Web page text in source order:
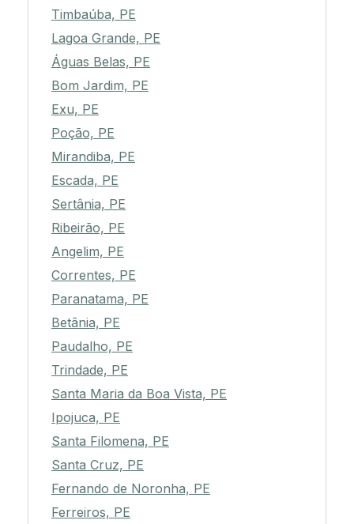
Timbaúba, PE
Lagoa Grande, PE
Águas Belas, PE
Bom Jardim, PE
Exu, PE
Poção, PE
Mirandiba, PE
Escada, PE
Sertânia, PE
Ribeirão, PE
Angelim, PE
Correntes, PE
Paranatama, PE
Betânia, PE
Paudalho, PE
Trindade, PE
Santa Maria da Boa Vista, PE
Ipojuca, PE
Santa Filomena, PE
Santa Cruz, PE
Fernando de Noronha, PE
Ferreiros, PE